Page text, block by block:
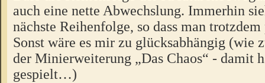
auch eine nette Abwechslung. Immerhin
nächste Reihenfolge, so dass man
Sonst wäre es mir zu glücksabhängig (wie
der Minierweiterung „Das Chaos“ - damit
gespielt…)